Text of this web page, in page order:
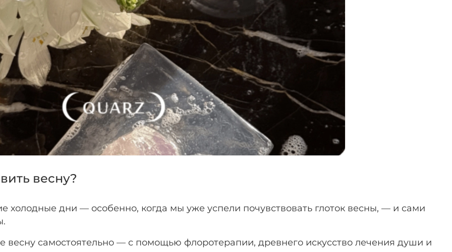
весну?
холодные дни — особенно, когда мы уже успели почувствовать глоток весны, — и сами
весну самостоятельно — с помощью флоротерапии, древнего искусство лечения души и